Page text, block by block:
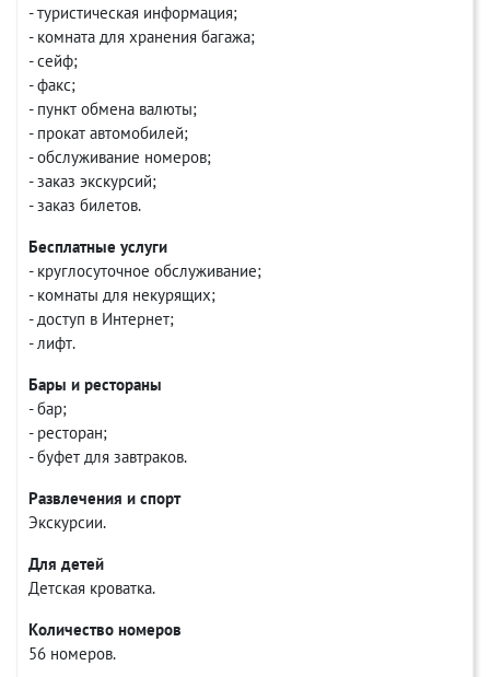
- туристическая информация;
- комната для хранения багажа;
- сейф;
- факс;
- пункт обмена валюты;
- прокат автомобилей;
- обслуживание номеров;
- заказ экскурсий;
- заказ билетов.
Бесплатные услуги
- круглосуточное обслуживание;
- комнаты для некурящих;
- доступ в Интернет;
- лифт.
Бары и рестораны
- бар;
- ресторан;
- буфет для завтраков.
Развлечения и спорт
Экскурсии.
Для детей
Детская кроватка.
Количество номеров
56 номеров.